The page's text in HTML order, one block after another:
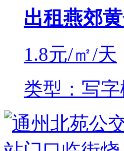
出租燕郊
1.8元/㎡/天
类型：写